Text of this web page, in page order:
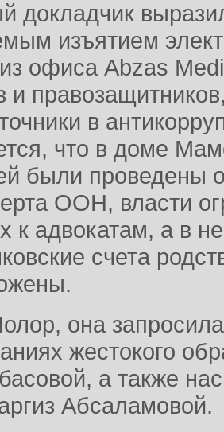
докладчик
изъятием
офиса Abzas
и
в
что в доме
были проведены
ООН, власти
к адвокатам, а в
счета
она
жестокого
а также
Абсаламовой.